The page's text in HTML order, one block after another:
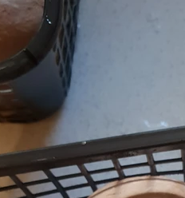
продукты
Смузи
Каши ОБ ОВОЩАХ И